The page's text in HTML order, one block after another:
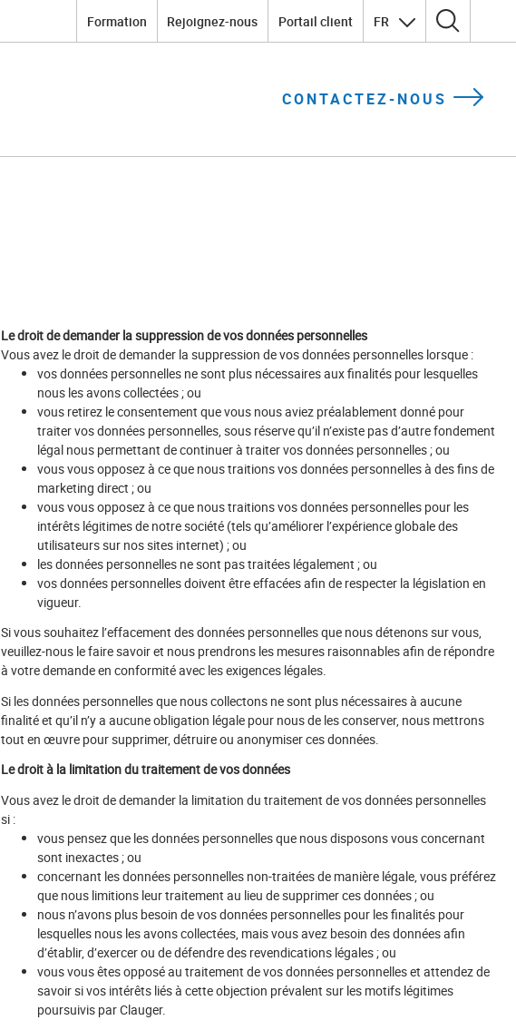
Formation Rejoignez-nous Portail client FR Rechercher :
CONTACTEZ-NOUS
Le droit de demander la suppression de vos données personnelles
Vous avez le droit de demander la suppression de vos données personnelles lorsque :
vos données personnelles ne sont plus nécessaires aux finalités pour lesquelles
nous les avons collectées ; ou
vous retirez le consentement que vous nous aviez préalablement donné pour
traiter vos données personnelles, sous réserve qu’il n’existe pas d’autre fondement
légal nous permettant de continuer à traiter vos données personnelles ; ou
vous vous opposez à ce que nous traitions vos données personnelles à des fins de
marketing direct ; ou
vous vous opposez à ce que nous traitions vos données personnelles pour les
intérêts légitimes de notre société (tels qu’améliorer l’expérience globale des
utilisateurs sur nos sites internet) ; ou
les données personnelles ne sont pas traitées légalement ; ou
vos données personnelles doivent être effacées afin de respecter la législation en
vigueur.
Si vous souhaitez l’effacement des données personnelles que nous détenons sur vous,
veuillez-nous le faire savoir et nous prendrons les mesures raisonnables afin de répondre
à votre demande en conformité avec les exigences légales.
Si les données personnelles que nous collectons ne sont plus nécessaires à aucune
finalité et qu’il n’y a aucune obligation légale pour nous de les conserver, nous mettrons
tout en œuvre pour supprimer, détruire ou anonymiser ces données.
Le droit à la limitation du traitement de vos données
Vous avez le droit de demander la limitation du traitement de vos données personnelles
si :
vous pensez que les données personnelles que nous disposons vous concernant
sont inexactes ; ou
concernant les données personnelles non-traitées de manière légale, vous préférez
que nous limitions leur traitement au lieu de supprimer ces données ; ou
nous n’avons plus besoin de vos données personnelles pour les finalités pour
lesquelles nous les avons collectées, mais vous avez besoin des données afin
d’établir, d’exercer ou de défendre des revendications légales ; ou
vous vous êtes opposé au traitement de vos données personnelles et attendez de
savoir si vos intérêts liés à cette objection prévalent sur les motifs légitimes
poursuivis par Clauger.